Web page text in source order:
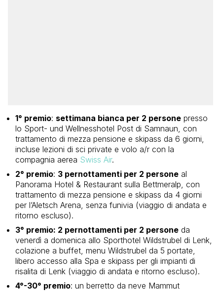
1° premio: settimana bianca per 2 persone presso
lo Sport- und Wellnesshotel Post di Samnaun, con
trattamento di mezza pensione e skipass da 6 giorni,
incluse lezioni di sci private e volo a/r con la
compagnia aerea Swiss Air.
2° premio: 3 pernottamenti per 2 persone al
Panorama Hotel & Restaurant sulla Bettmeralp, con
trattamento di mezza pensione e skipass da 4 giorni
per l’Aletsch Arena, senza funivia (viaggio di andata e
ritorno escluso).
3° premio: 2 pernottamenti per 2 persone da
venerdì a domenica allo Sporthotel Wildstrubel di Lenk,
colazione a buffet, menu Wildstrubel da 5 portate,
libero accesso alla Spa e skipass per gli impianti di
risalita di Lenk (viaggio di andata e ritorno escluso).
4°-30° premio: un berretto da neve Mammut